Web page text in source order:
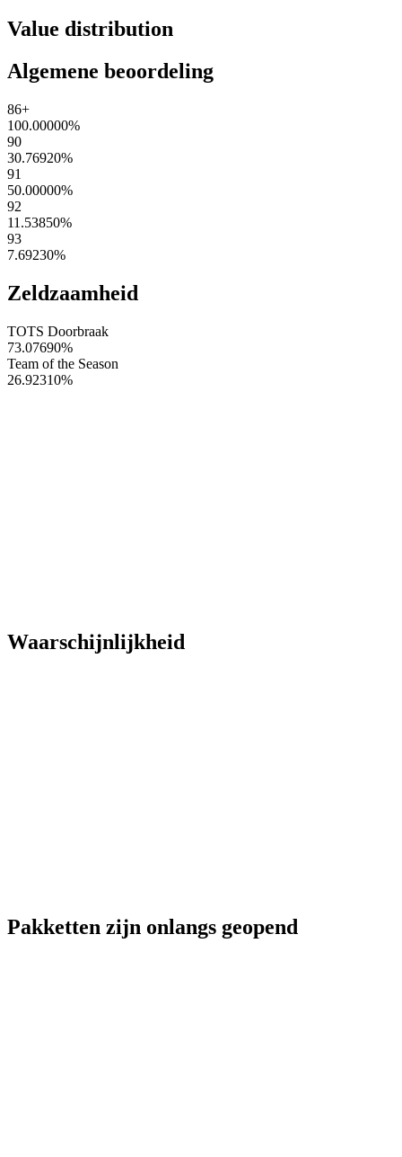
Value distribution
Algemene beoordeling
86+
100.00000%
90
30.76920%
91
50.00000%
92
11.53850%
93
7.69230%
Zeldzaamheid
TOTS Doorbraak
73.07690%
Team of the Season
26.92310%
Waarschijnlijkheid
Pakketten zijn onlangs geopend